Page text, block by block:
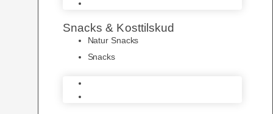
Snacks & Kosttilskud
Natur Snacks
Snacks